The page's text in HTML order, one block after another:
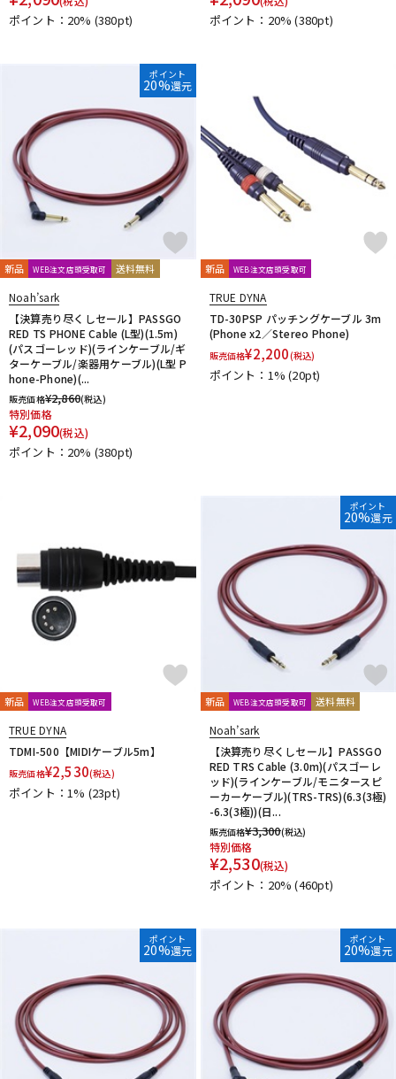
ポイント：20% (380pt) ポイント：20%(380pt)
ポイント
20%還元
新品 WEB注文店頭受取可 送料無料
Noah’sark
【決算売り尽くしセール】PASSGO
RED TS PHONE Cable (L型)(1.5m)
(パスゴーレッド)(ラインケーブル/ギ
ターケーブル/楽器用ケーブル)(L型 P
hone-Phone)(...
販売価格¥2,860(税込)
特別価格
¥2,090(税込)
ポイント：20% (380pt)
新品 WEB注文店頭受取可
TRUE DYNA
TD-30PSP パッチングケーブル 3m
(Phone x2／Stereo Phone)
販売価格¥2,200(税込)
ポイント：1%(20pt)
新品 WEB注文店頭受取可
TRUE DYNA
TDMI-500【MIDIケーブル5m】
販売価格¥2,530(税込)
ポイント：1% (23pt)
ポイント
20%還元
新品 WEB注文店頭受取可 送料無料
Noah’sark
【決算売り尽くしセール】PASSGO
RED TRS Cable (3.0m)(パスゴーレ
ッド)(ラインケーブル/モニタースピ
ーカーケーブル)(TRS-TRS)(6.3(3極)
-6.3(3極))(日...
販売価格¥3,300(税込)
特別価格
¥2,530(税込)
ポイント：20%(460pt)
ポイント
20%還元
ポイント
20%還元